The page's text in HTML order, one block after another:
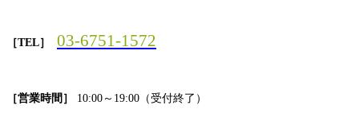
［TEL］ 03-6751-1572
［営業時間］ 10:00～19:00（受付終了）